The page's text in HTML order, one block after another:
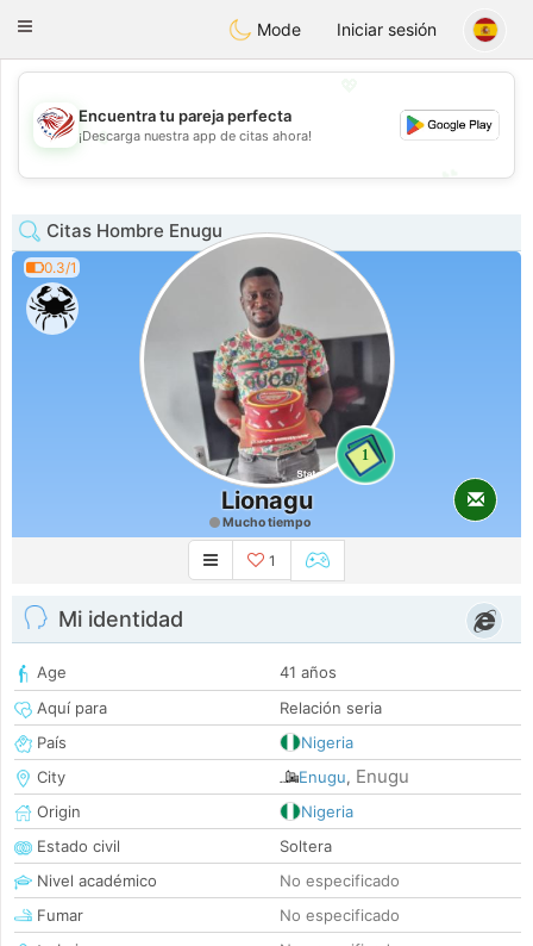
StatesDating
Toggle
Mode Iniciar sesión
💖
Encuentra tu pareja perfecta
¡Descarga nuestra app de citas ahora!
Citas Hombre Enugu
0.3/1
1
Lionagu
Mucho tiempo
1
Mi identidad
Age
41 años
Aquí para
Relación seria
País
Nigeria
City
Enugu, Enugu
Origin
Nigeria
Estado civil
Soltera
Nivel académico
No especificado
Fumar
No especificado